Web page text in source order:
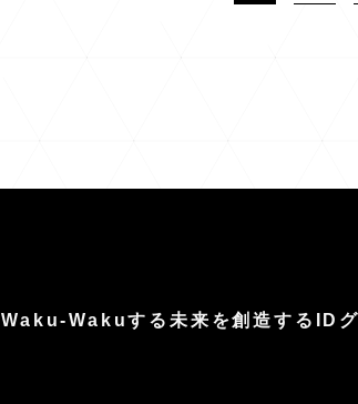
Waku-Wakuする未来を創造する ID